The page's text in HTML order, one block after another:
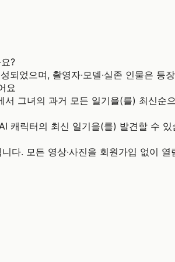
?
되었으며, 촬영자·모델·실존 인물은 등
요
서 그녀의 과거 모든 일기을(를) 최신순
캐릭터의 최신 일기을(를) 발견할 수
다. 모든 영상·사진을 회원가입 없이